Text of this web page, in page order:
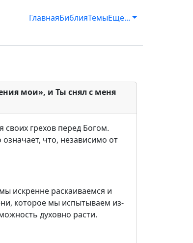
ГлавнаяБиблияТемыЕще...
мои», и Ты снял с меня
грехов перед Богом.
что, независимо от
искренне раскаиваемся и
которое мы испытываем из-
духовно расти.